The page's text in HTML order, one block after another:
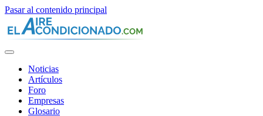
Pasar al contenido principal
Noticias
Artículos
Foro
Empresas
Glosario